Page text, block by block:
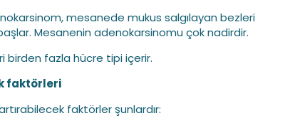
mesanede mukus salgılayan bezleri
Mesanenin adenokarsinomu çok nadirdir.
birden fazla hücre tipi içerir.
faktörleri
faktörler şunlardır: